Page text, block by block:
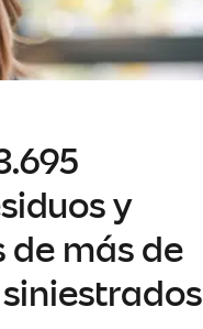
y
de más de